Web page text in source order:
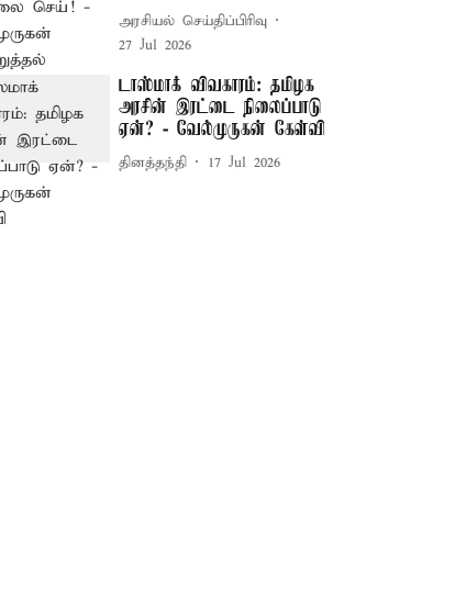
அரசியல் செய்திப்பிரிவு
27 Jul 2026
டாஸ்மாக் விவகாரம்: தமிழக
அரசின் இரட்டை நிலைப்பாடு
ஏன்? - வேல்முருகன் கேள்வி
தினத்தந்தி 17 Jul 2026